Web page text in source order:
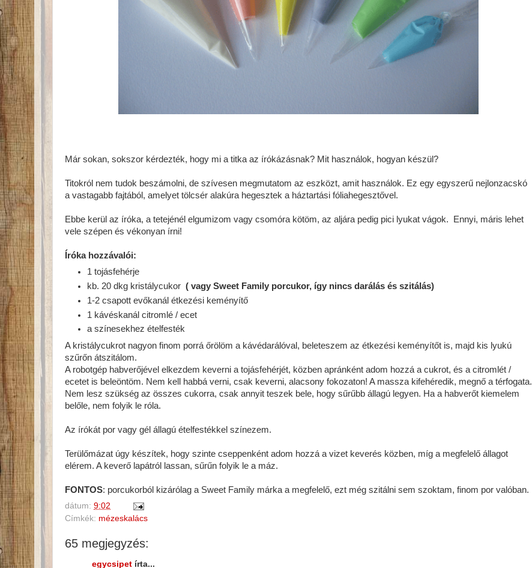
Már sokan, sokszor kérdezték, hogy mi a titka az írókázásnak? Mit használok, hogyan készül?
Titokról nem tudok beszámolni, de szívesen megmutatom az eszközt, amit használok. Ez egy egyszerű nejlonzacskó
a vastagabb fajtából, amelyet tölcsér alakúra hegesztek a háztartási fóliahegesztővel.
Ebbe kerül az íróka, a tetejénél elgumizom vagy csomóra kötöm, az aljára pedig pici lyukat vágok. Ennyi, máris lehet
vele szépen és vékonyan írni!
Íróka hozzávalói:
1 tojásfehérje
kb. 20 dkg kristálycukor( vagy Sweet Family porcukor, így nincs darálás és szitálás)
1-2 csapott evőkanál étkezési keményítő
1 kávéskanál citromlé / ecet
a színesekhez ételfesték
A kristálycukrot nagyon finom porrá őrölöm a kávédarálóval, beleteszem az étkezési keményítőt is, majd kis lyukú
szűrőn átszitálom.
A robotgép habverőjével elkezdem keverni a tojásfehérjét, közben apránként adom hozzá a cukrot, és a citromlét /
ecetet is beleöntöm. Nem kell habbá verni, csak keverni, alacsony fokozaton! A massza kifehéredik, megnő a térfogata.
Nem lesz szükség az összes cukorra, csak annyit teszek bele, hogy sűrűbb állagú legyen. Ha a habverőt kiemelem
belőle, nem folyik le róla.
Az írókát por vagy gél állagú ételfestékkel színezem.
Terülőmázat úgy készítek, hogy szinte cseppenként adom hozzá a vizet keverés közben, míg a megfelelő állagot
elérem. A keverő lapátról lassan, sűrűn folyik le a máz.
FONTOS: porcukorból kizárólag a Sweet Family márka a megfelelő, ezt még szitálni sem szoktam, finom por valóban.
dátum: 9:02
Címkék: mézeskalács
65 megjegyzés:
egycsipet írta...